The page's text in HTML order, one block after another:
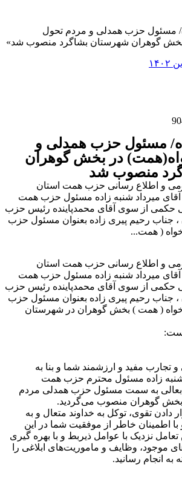
مسئول حزب همدلی و مردم تحول
گوهران شهرستان بشاگرد منصوب شد
مسئول حزب همدلی و
در بخش گوهران
منصوب شد
و اطلاع رسانی حزب همت استان
آقای میرداد شنبه زاده مسئول حزب همت
حکمی از سوی آقای محمدپاینده رئیس حزب
جناب رحیم پیری زاده بعنوان مسئول حزب
( همت...
و اطلاع رسانی حزب همت استان
آقای میرداد شنبه زاده مسئول حزب همت
حکمی از سوی آقای محمدپاینده رئیس حزب
جناب رحیم پیری زاده بعنوان مسئول حزب
( همت ) بخش گوهران در شهرستان
تجارب مفید و ارزشمند شما و بنا به
شنبه زاده مسئول محترم حزب همت
به سمت مسئول حزب همدلی مردم
گوهران منصوب می‌گردید.
دادن تقوی، توکل به خداوند متعال و به
با اطمینان خاطر از موفقیت شما در این
نزدیک با عوامل ذیربط و با بهره گیری
موجود، وظایف و ماموریت‌های ابلاغی را
انجام رسانید.